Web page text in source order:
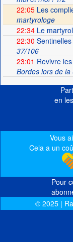
22:05Les
martyrologe
22:34Le
22:30
37/106
23:01 Revivre
Bordes lors de
en
Vous
Cela a un
Pour
© 2025 |